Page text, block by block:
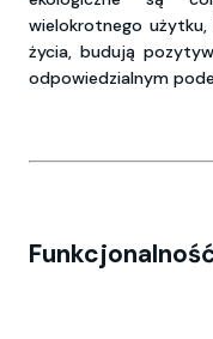
wielokrotnego
życia, budują
odpowiedzialnym